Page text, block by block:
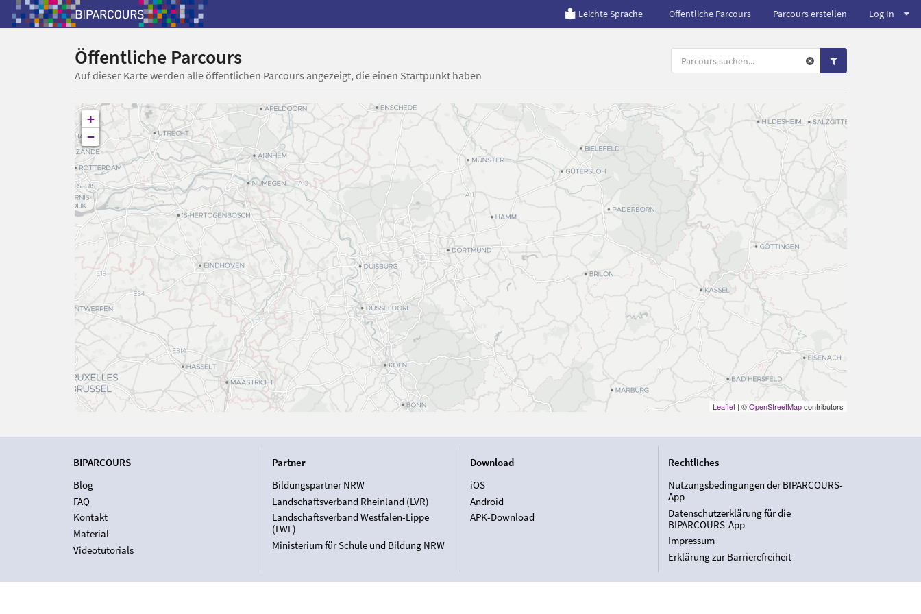
Leichte Sprache Öffentliche Parcours Parcours erstellen Log In
Öffentliche Parcours
Auf dieser Karte werden alle öffentlichen Parcours angezeigt, die einen Startpunkt haben
+
−
Leaflet| ©OpenStreetMapcontributors
BIPARCOURS
Blog
FAQ
Kontakt
Material
Videotutorials
Partner
Bildungspartner NRW
Landschaftsverband Rheinland (LVR)
Landschaftsverband Westfalen-Lippe
(LWL)
Ministerium für Schule und Bildung NRW
Download
iOS
Android
APK-Download
Rechtliches
Nutzungsbedingungen der BIPARCOURS-
App
Datenschutzerklärung für die
BIPARCOURS-App
Impressum
Erklärung zur Barrierefreiheit